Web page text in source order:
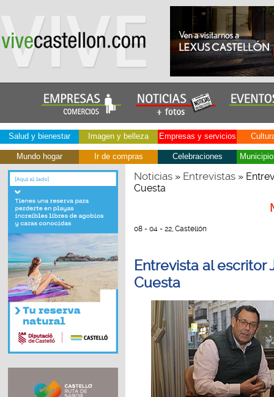
Salud y bienestar Imagen y belleza Empresas y servicios
Mundo hogar Ir de compras Celebraciones
Noticias» Entrevistas»
Cuesta
08 - 04 - 22, Castellón
Entrevista al escritor
Cuesta